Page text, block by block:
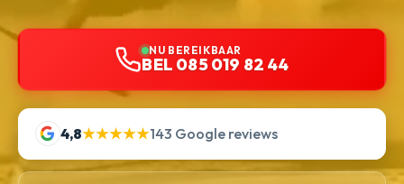
NU BEREIKBAAR
BEL 085 019 82 44
4,8★★★★★143 Google reviews